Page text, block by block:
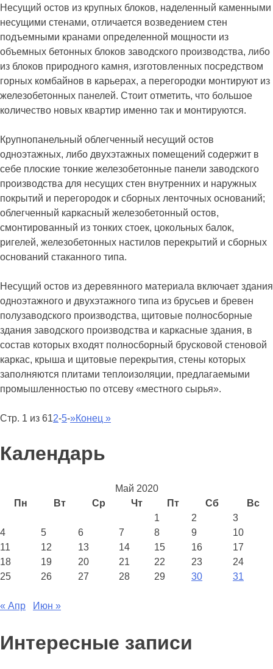
Несущий остов из крупных блоков, наделенный каменными
несущими стенами, отличается возведением стен
подъемными кранами определенной мощности из
объемных бетонных блоков заводского производства, либо
из блоков природного камня, изготовленных посредством
горных комбайнов в карьерах, а перегородки монтируют из
железобетонных панелей. Стоит отметить, что большое
количество новых квартир именно так и монтируются.
Крупнопанельный облегченный несущий остов
одноэтажных, либо двухэтажных помещений содержит в
себе плоские тонкие железобетонные панели заводского
производства для несущих стен внутренних и наружных
покрытий и перегородок и сборных ленточных оснований;
облегченный каркасный железобетонный остов,
смонтированный из тонких стоек, цокольных балок,
ригелей, железобетонных настилов перекрытий и сборных
оснований стаканного типа.
Несущий остов из деревянного материала включает здания
одноэтажного и двухэтажного типа из брусьев и бревен
полузаводского производства, щитовые полносборные
здания заводского производства и каркасные здания, в
состав которых входят полносборный брусковой стеновой
каркас, крыша и щитовые перекрытия, стены которых
заполняются плитами теплоизоляции, предлагаемыми
промышленностью по отсеву «местного сырья».
Стр. 1 из 612-5-»Конец »
Календарь
Май 2020
Пн
Вт Ср Чт Пт Сб
Вс
1
2
3
4
5 6 7 8 9
10
11
12 13 14 15 16
17
18
19 20 21 22 23
24
25
26 27 28 29 30 31
« Апр Июн »
Интересные записи